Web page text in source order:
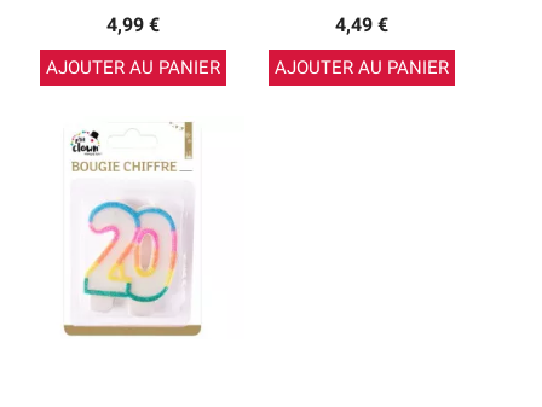
4,99 €
AJOUTER AU PANIER
4,49 €
AJOUTER AU PANIER